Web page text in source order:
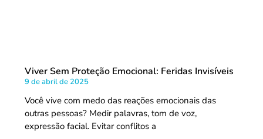
Viver Sem Proteção Emocional: Feridas Invisíveis
9 de abril de 2025
Você vive com medo das reações emocionais das
outras pessoas? Medir palavras, tom de voz,
expressão facial. Evitar conflitos a